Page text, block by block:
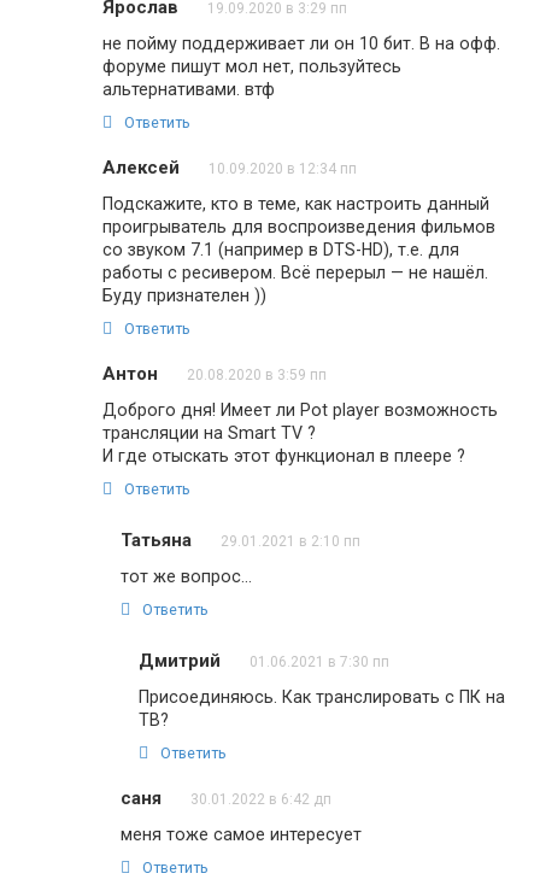
Ярослав 19.09.2020 в 3:29 пп
не пойму поддерживает ли он 10 бит. В на офф.
форуме пишут мол нет, пользуйтесь
альтернативами. втф
Ответить
Алексей 10.09.2020 в 12:34 пп
Подскажите, кто в теме, как настроить данный
проигрыватель для воспроизведения фильмов
со звуком 7.1 (например в DTS-HD), т.е. для
работы с ресивером. Всё перерыл — не нашёл.
Буду признателен ))
Ответить
Антон 20.08.2020 в 3:59 пп
Доброго дня! Имеет ли Pot player возможность
трансляции на Smart TV ?
И где отыскать этот функционал в плеере ?
Ответить
Татьяна 29.01.2021 в 2:10 пп
тот же вопрос…
Ответить
Дмитрий 01.06.2021 в 7:30 пп
Присоединяюсь. Как транслировать с ПК на
ТВ?
Ответить
саня 30.01.2022 в 6:42 дп
меня тоже самое интересует
Ответить